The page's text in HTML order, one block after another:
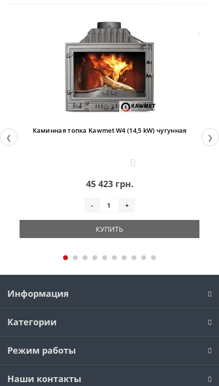
❮
Каминная топка Kawmet W4 (14,5 kW) чугунная
0
45 423 грн.
- +
КУПИТЬ
❯
Информация
Категории
Режим работы
Наши контакты